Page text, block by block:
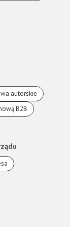
autorskie
B2B